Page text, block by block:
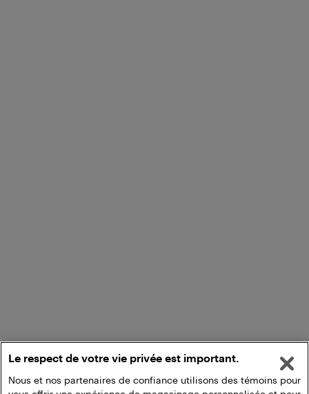
Le respect de votre vie privée est important.
Nous et nos partenaires de confiance utilisons des témoins pour